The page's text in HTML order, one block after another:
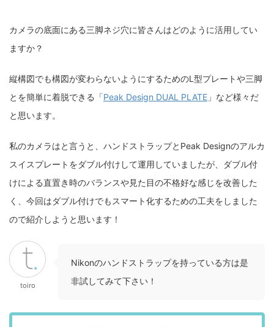
カメラの底面にある三脚ネジ穴に皆さんはどのように活用してい
ますか？
縦構図でも構図が変わらないようにするためのL型プレートや三脚
とを簡単に着脱できる「Peak Design DUAL PLATE 」など様々だ
と思います。
私のカメラはと言うと、ハンドストラップとPeak Designのアルカ
スイスプレートをダブル付けして運用していましたが、ダブル付
けによる直置き時のバランスや見た目の不格好な感じを改善した
く、今回はダブル付けでもスマート化するための工夫をしました
ので紹介しようと思います！
toiro
Nikonのハンドストラップを持っている方は是
非試してみて下さい！